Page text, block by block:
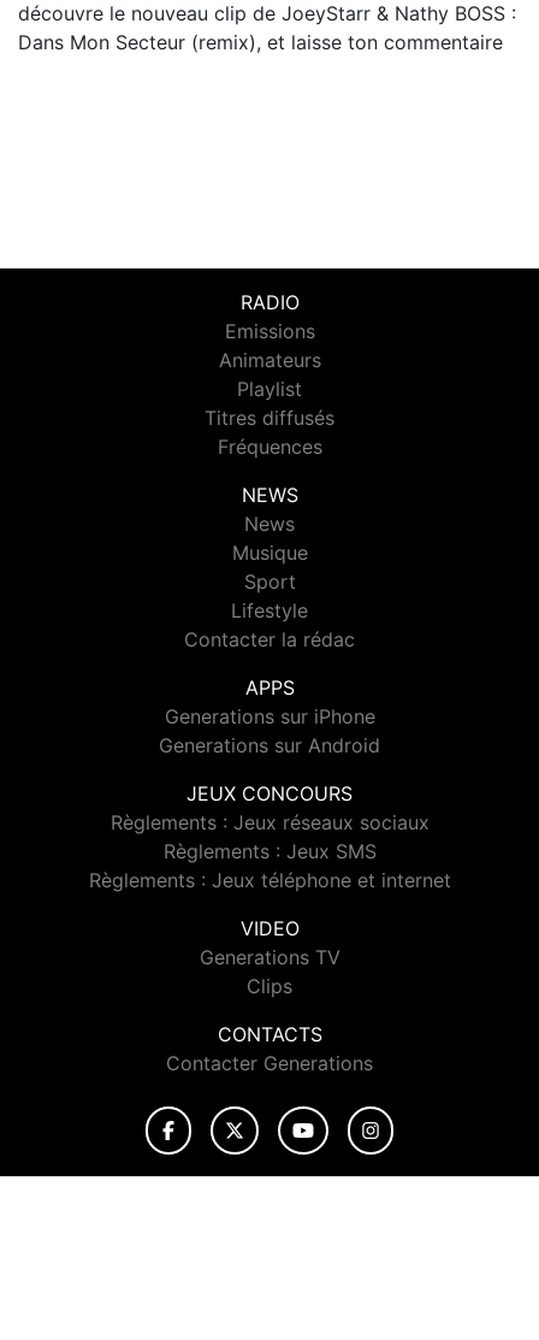
découvre le nouveau clip de JoeyStarr & Nathy BOSS :
Dans Mon Secteur (remix), et laisse ton commentaire
RADIO
Emissions
Animateurs
Playlist
Titres diffusés
Fréquences
NEWS
News
Musique
Sport
Lifestyle
Contacter la rédac
APPS
Generations sur iPhone
Generations sur Android
JEUX CONCOURS
Règlements : Jeux réseaux sociaux
Règlements : Jeux SMS
Règlements : Jeux téléphone et internet
VIDEO
Generations TV
Clips
CONTACTS
Contacter Generations